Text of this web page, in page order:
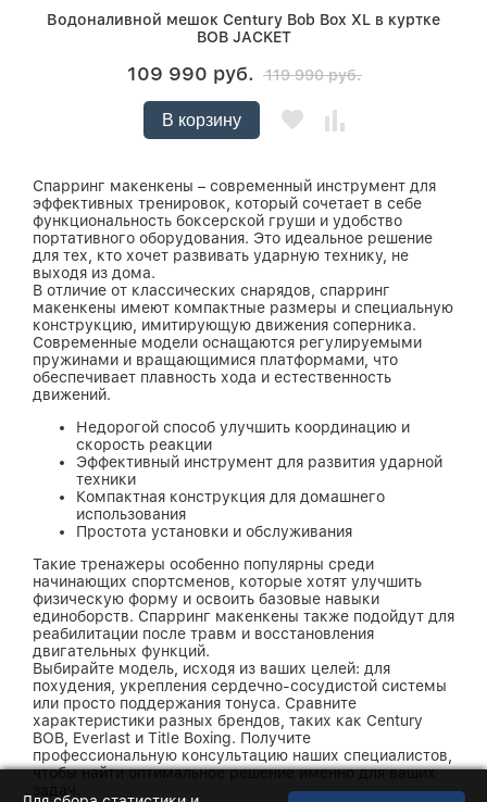
Водоналивной мешок Century Bob Box XL в куртке
BOB JACKET
109 990 руб. 119 990 руб.
В корзину
Спарринг макенкены – современный инструмент для
эффективных тренировок, который сочетает в себе
функциональность боксерской груши и удобство
портативного оборудования. Это идеальное решение
для тех, кто хочет развивать ударную технику, не
выходя из дома.
В отличие от классических снарядов, спарринг
макенкены имеют компактные размеры и специальную
конструкцию, имитирующую движения соперника.
Современные модели оснащаются регулируемыми
пружинами и вращающимися платформами, что
обеспечивает плавность хода и естественность
движений.
Недорогой способ улучшить координацию и
скорость реакции
Эффективный инструмент для развития ударной
техники
Компактная конструкция для домашнего
использования
Простота установки и обслуживания
Такие тренажеры особенно популярны среди
начинающих спортсменов, которые хотят улучшить
физическую форму и освоить базовые навыки
единоборств. Спарринг макенкены также подойдут для
реабилитации после травм и восстановления
двигательных функций.
Выбирайте модель, исходя из ваших целей: для
похудения, укрепления сердечно-сосудистой системы
или просто поддержания тонуса. Сравните
характеристики разных брендов, таких как Century
BOB, Everlast и Title Boxing. Получите
профессиональную консультацию наших специалистов,
чтобы найти оптимальное решение именно для ваших
задач.